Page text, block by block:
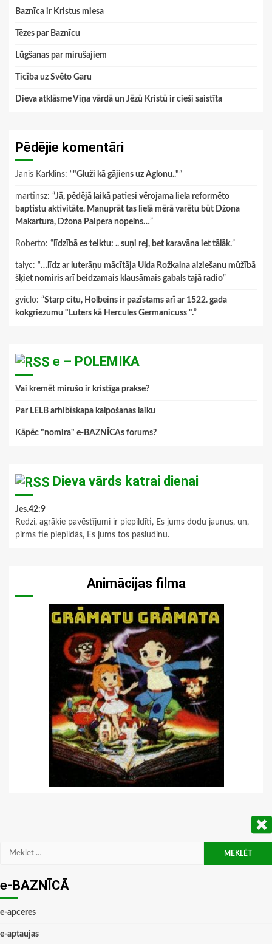
Baznīca ir Kristus miesa
Tēzes par Baznīcu
Lūgšanas par mirušajiem
Ticība uz Svēto Garu
Dieva atklāsme Viņa vārdā un Jēzū Kristū ir cieši saistīta
Pēdējie komentāri
Janis Karklins: “"Gluži kā gājiens uz Aglonu.."”
martinsz: “Jā, pēdējā laikā patiesi vērojama liela reformēto
baptistu aktivitāte. Manuprāt tas lielā mērā varētu būt Džona
Makartura, Džona Paipera nopelns…”
Roberto: “ līdzībā es teiktu: .. suņi rej, bet karavāna iet tālāk.”
talyc: “…līdz ar luterāņu mācītāja Ulda Rožkalna aiziešanu mūžībā
šķiet nomiris arī beidzamais klausāmais gabals tajā radio”
gviclo: “Starp citu, Holbeins ir pazīstams arī ar 1522. gada
kokgriezumu "Luters kā Hercules Germanicuss ".”
e – POLEMIKA
Vai kremēt mirušo ir kristīga prakse?
Par LELB arhibīskapa kalpošanas laiku
Kāpēc "nomira" e-BAZNĪCAs forums?
Dieva vārds katrai dienai
Jes.42:9
Redzi, agrākie pavēstījumi ir piepildīti, Es jums dodu jaunus, un,
pirms tie piepildās, Es jums tos pasludinu.
Animācijas filma
Meklēt:
e-BAZNĪCĀ
e-apceres
e-aptaujas